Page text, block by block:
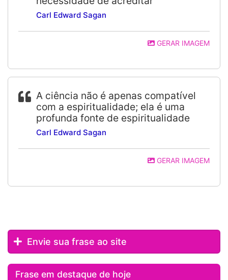
Carl Edward Sagan
GERAR IMAGEM
A ciência não é apenas compatível
com a espiritualidade; ela é uma
profunda fonte de espiritualidade
Carl Edward Sagan
GERAR IMAGEM
Envie sua frase ao site
Frase em destaque de hoje